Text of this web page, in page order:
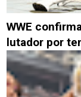
WWE
lutador por